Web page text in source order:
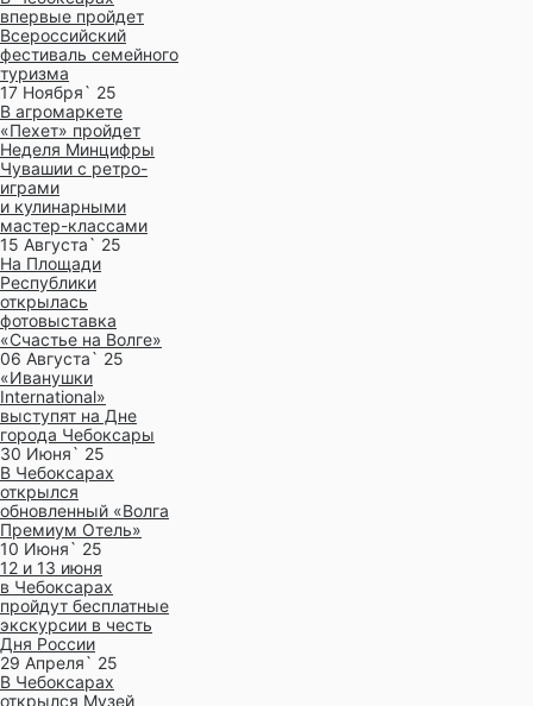
впервые пройдет
Всероссийский
фестиваль семейного
туризма
17 Ноября` 25
В агромаркете
«Пехет» пройдет
Неделя Минцифры
Чувашии с ретро-
играми
и кулинарными
мастер-классами
15 Августа` 25
На Площади
Республики
открылась
фотовыставка
«Счастье на Волге»
06 Августа` 25
«Иванушки
International»
выступят на Дне
города Чебоксары
30 Июня` 25
В Чебоксарах
открылся
обновленный «Волга
Премиум Отель»
10 Июня` 25
12 и 13 июня
в Чебоксарах
пройдут бесплатные
экскурсии в честь
Дня России
29 Апреля` 25
В Чебоксарах
открылся Музей